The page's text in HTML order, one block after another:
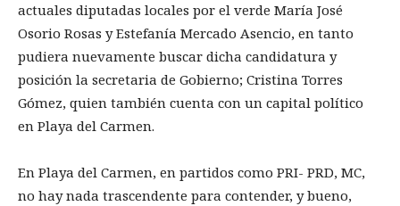
actuales diputadas locales por el verde María José
Osorio Rosas y Estefanía Mercado Asencio, en tanto
pudiera nuevamente buscar dicha candidatura y
posición la secretaria de Gobierno; Cristina Torres
Gómez, quien también cuenta con un capital político
en Playa del Carmen.
En Playa del Carmen, en partidos como PRI- PRD, MC,
no hay nada trascendente para contender, y bueno,